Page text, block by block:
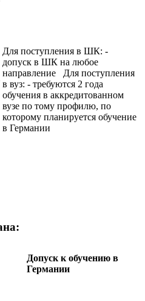
Для поступления в ШК: -
допуск в ШК на любое
направление Для поступления
в вуз: - требуются 2 года
обучения в аккредитованном
вузе по тому профилю, по
которому планируется обучение
в Германии
Допуск к обучению в
Германии